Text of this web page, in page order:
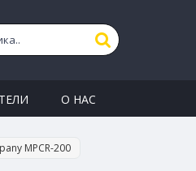
О НАС
MPCR-200